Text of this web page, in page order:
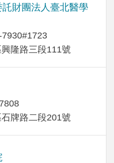
財團法人臺北醫學
隆路三段111號
牌路二段201號